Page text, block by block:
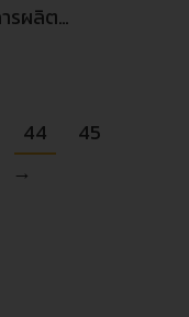
รผลิต…
44
45
→